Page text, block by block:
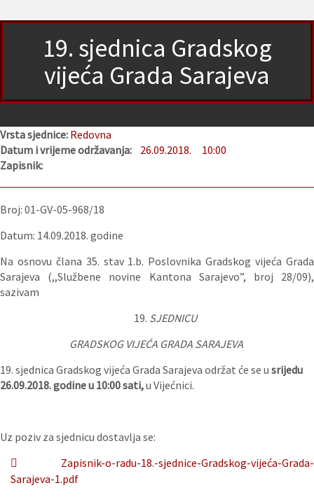
19. sjednica Gradskog
vijeća Grada Sarajeva
Vrsta sjednice: Redovna
Datum i vrijeme održavanja:
26.09.2018.
10:00
Zapisnik:
Broj: 01-GV-05-968/18
Datum: 14.09.2018. godine
Na osnovu člana 35. stav 1.b. Poslovnika Gradskog vijeća Grada
Sarajeva (,,Službene novine Kantona Sarajevo”, broj 28/09),
sazivam
19. SJEDNICU
GRADSKOG VIJEĆA GRADA SARAJEVA
19. sjednica Gradskog vijeća Grada Sarajeva održat će se u srijedu
26.09.2018. godine u 10:00 sati,u Vijećnici.
Uz poziv za sjednicu dostavlja se:
Zapisnik-o-radu-18.-sjednice-Gradskog-vijeća-Grada-
Sarajeva-1.pdf